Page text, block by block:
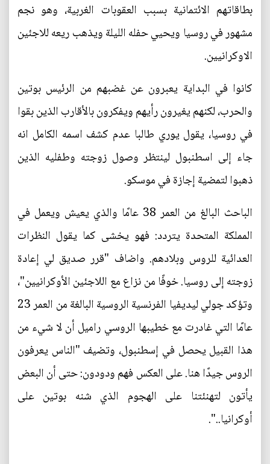
بطاقاتهم الائتمانية بسبب العقوبات الغربية، وهو نجم
مشهور في روسيا ويحيي حفله الليلة ويذهب ريعه للاجئين
الاوكرانيين.
كانوا في البداية يعبرون عن غضبهم من الرئيس بوتين
والحرب، لكنهم يغيرون رأيهم ويفكرون بالأقارب الذين بقوا
في روسيا، يقول يوري طالبا عدم كشف اسمه الكامل انه
جاء إلى اسطنبول لينتظر وصول زوجته وطفليه الذين
ذهبوا لتمضية إجازة في موسكو.
الباحث البالغ من العمر 38 عامًا والذي يعيش ويعمل في
المملكة المتحدة يتردد: فهو يخشى كما يقول النظرات
العدائية للروس وبلادهم. واضاف "قرر صديق لي إعادة
زوجته إلى روسيا. خوفًا من نزاع مع اللاجئين الأوكرانيين"،
وتؤكد جولي ليديفيا الفرنسية الروسية البالغة من العمر 23
عامًا التي غادرت مع خطيبها الروسي راميل أن لا شيء من
هذا القبيل يحصل في إسطنبول، وتضيف "الناس يعرفون
الروس جيدًا هنا. على العكس فهم ودودون: حتى أن البعض
يأتون لتهنئتنا على الهجوم الذي شنه بوتين على
أوكرانيا..".